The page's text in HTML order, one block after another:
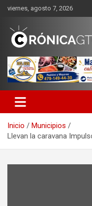
Saltar
contenido
viernes, agosto 7, 2026
CRONICA
Inicio
Municipios
Llevan la caravana